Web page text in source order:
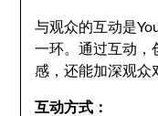
与观众的互动是
一环。通过互动，
感，还能加深观众
互动方式：